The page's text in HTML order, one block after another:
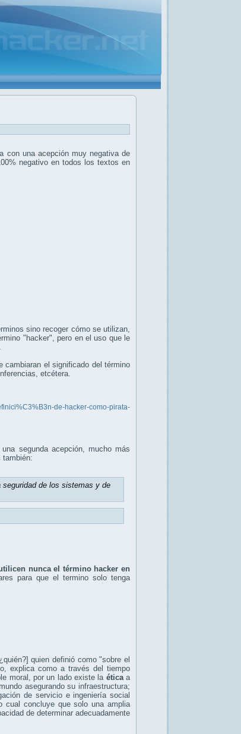
con una acepción muy negativa de
negativo en todos los textos en
sino recoger cómo se utilizan,
"hacker", pero en el uso que le
cambiaran el significado del término
etcétera.
de-hacker-como-pirata-
segunda acepción, mucho más
también:
de los sistemas y de
nunca el término hacker en
para que el termino solo tenga
quien definió como "sobre el
explica como a través del tiempo
moral, por un lado existe la éticaa
asegurando su infraestructura;
de servicio e ingeniería social
cual concluye que solo una amplia
de determinar adecuadamente